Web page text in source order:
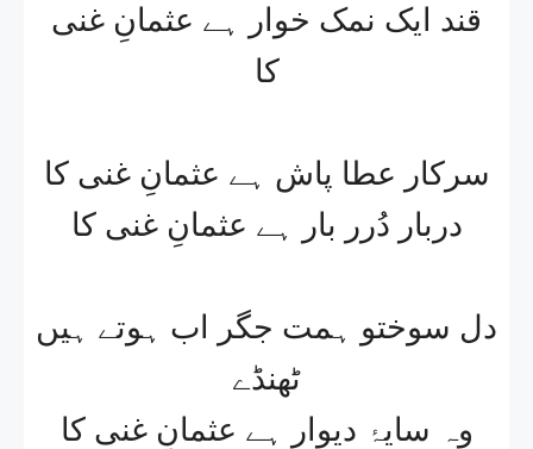
قند ایک نمک خوار ہے عثمانِ غنی
کا
سرکار عطا پاش ہے عثمانِ غنی کا
دربار دُرر بار ہے عثمانِ غنی کا
دل سوختو ہمت جگر اب ہوتے ہیں
ٹھنڈے
وہ سایۂ دیوار ہے عثمانِ غنی کا